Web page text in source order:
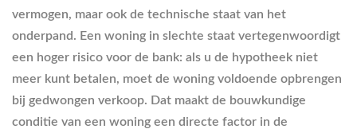
vermogen, maar ook de technische staat van het
onderpand. Een woning in slechte staat vertegenwoordigt
een hoger risico voor de bank: als u de hypotheek niet
meer kunt betalen, moet de woning voldoende opbrengen
bij gedwongen verkoop. Dat maakt de bouwkundige
conditie van een woning een directe factor in de